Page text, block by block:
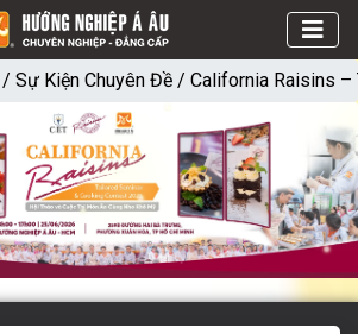
/ Sự Kiện Chuyên Đề / California Raisins –